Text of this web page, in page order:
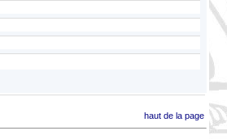
haut de la page